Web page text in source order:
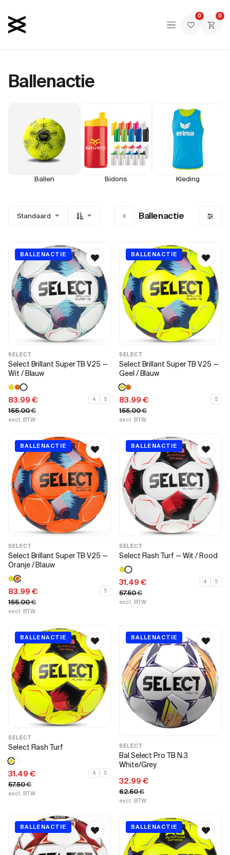
0
0
Ballenactie
Ballen Bidons Kleding
Standaard Ballenactie
BALLENACTIE
SELECT
Select Brillant Super TB V25 —
Wit / Blauw
83.99 €
155.00€
excl. BTW
4 5
BALLENACTIE
SELECT
Select Brillant Super TB V25 —
Geel / Blauw
83.99 €
155.00€
excl. BTW
5
BALLENACTIE
SELECT
Select Brillant Super TB V25 —
Oranje / Blauw
83.99 €
155.00€
excl. BTW
5
BALLENACTIE
SELECT
Select Flash Turf — Wit / Rood
31.49 €
57.50€
excl. BTW
4 5
BALLENACTIE
SELECT
Select Flash Turf
31.49 €
57.50€
excl. BTW
4 5
BALLENACTIE
SELECT
Bal Select Pro TB N.3
White/Grey
32.99 €
62.50€
excl. BTW
BALLENACTIE BALLENACTIE